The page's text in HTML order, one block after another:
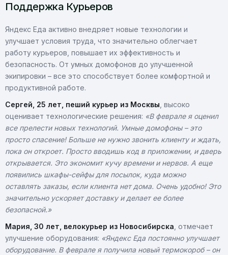
Поддержка Курьеров
Яндекс Еда активно внедряет новые технологии и
улучшает условия труда, что значительно облегчает
работу курьеров, повышает их эффективность и
безопасность. От умных домофонов до улучшенной
экипировки – все это способствует более комфортной и
продуктивной работе.
Сергей, 25 лет, пеший курьер из Москвы , высоко
оценивает технологические решения: «В феврале я оценил
все прелести новых технологий. Умные домофоны – это
просто спасение! Больше не нужно звонить клиенту и ждать,
пока он откроет. Просто вводишь код в приложении, и дверь
открывается. Это экономит кучу времени и нервов. А еще
появились шкафы-сейфы для посылок, куда можно
оставлять заказы, если клиента нет дома. Очень удобно! Это
значительно ускоряет доставку и делает ее более
безопасной.»
Мария, 30 лет, велокурьер из Новосибирска , отмечает
улучшение оборудования: «Яндекс Еда постоянно улучшает
оборудование. В феврале я получила новый термокороб – он